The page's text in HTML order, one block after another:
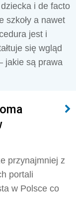
i de facto
szkoły a nawet
jest i
się wgląd
jakie są prawa
przynajmniej z
portali
w Polsce co